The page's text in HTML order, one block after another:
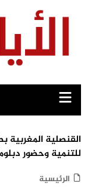
القنصلية المغربية
للتنمية وحضور
الرئيسية